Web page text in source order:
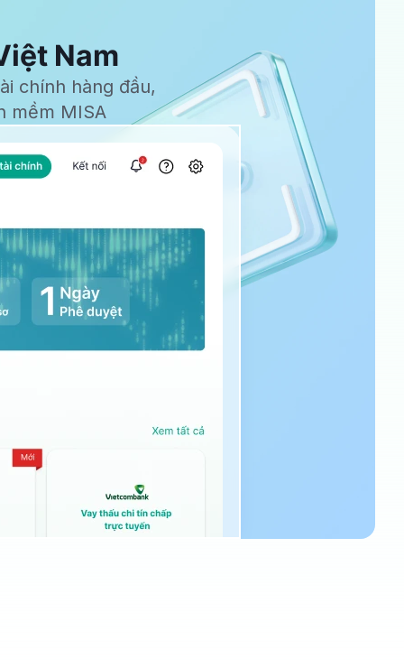
Nam
chính hàng đầu,
mềm MISA